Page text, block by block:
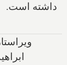
داشته است.